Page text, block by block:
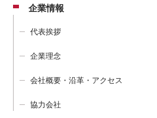
企業情報
代表挨拶
企業理念
会社概要・沿革・アクセス
協力会社